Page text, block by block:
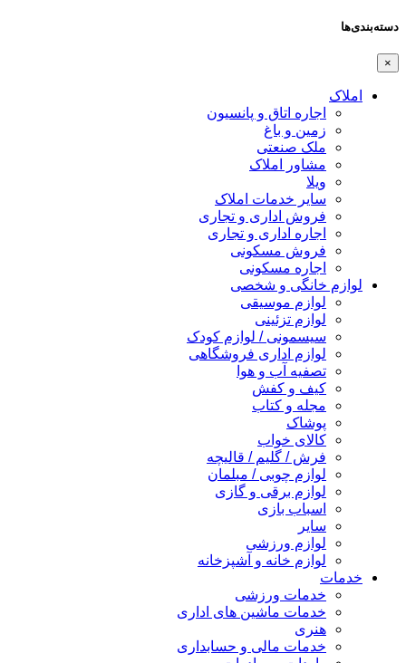
دسته‌بندی‌ها
×
املاک
اجاره اتاق و پانسیون
زمین و باغ
ملک صنعتی
مشاور املاک
ویلا
سایر خدمات املاک
فروش اداری و تجاری
اجاره اداری و تجاری
فروش مسکونی
اجاره مسکونی
لوازم خانگی و شخصی
لوازم موسیقی
لوازم تزئینی
سیسمونی / لوازم کودک
لوازم اداری فروشگاهی
تصفیه آب و هوا
کیف و کفش
مجله و کتاب
پوشاک
کالای خواب
فرش / گلیم / قالیچه
لوازم چوبی / مبلمان
لوازم برقی و گازی
اسباب بازی
سایر
لوازم ورزشی
لوازم خانه و آشپزخانه
خدمات
خدمات ورزشی
خدمات ماشین های اداری
هنری
خدمات مالی و حسابداری